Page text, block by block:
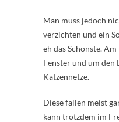
Man muss jedoch
verzichten und ein
eh das Schönste.
Fenster und um den
Katzennetze.
Diese fallen meist
kann trotzdem im